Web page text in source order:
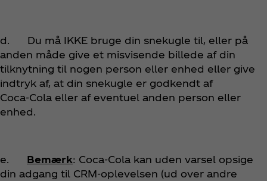
d. Du må IKKE bruge din snekugle til, eller på
anden måde give et misvisende billede af din
tilknytning til nogen person eller enhed eller give
indtryk af, at din snekugle er godkendt af
Coca‑Cola eller af eventuel anden person eller
enhed.
e. Bemærk: Coca‑Cola kan uden varsel opsige
din adgang til CRM-oplevelsen (ud over andre